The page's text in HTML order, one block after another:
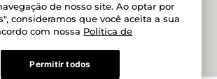
de nosso site. Ao optar por
consideramos que você aceita a sua
com nossa Política de
Permitir todos
Powered by Developed by